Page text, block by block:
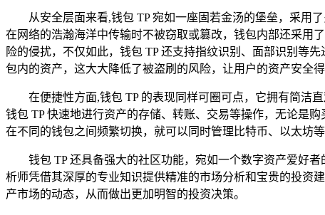
从安全层面来看,钱包 TP 宛如一座固若金汤的堡垒，采用
在网络的浩瀚海洋中传输时不被窃取或篡改，钱包内部还采用
险的侵扰，不仅如此，钱包 TP 还支持指纹识别、面部识别等
包内的资产，这大大降低了被盗刷的风险，让用户的资产安全得
在便捷性方面,钱包 TP 的表现同样可圈可点，它拥有简洁
钱包 TP 快速地进行资产的存储、转账、交易等操作，无论是购
在不同的钱包之间频繁切换，就可以同时管理比特币、以太坊
钱包 TP 还具备强大的社区功能，宛如一个数字资产爱好
析师凭借其深厚的专业知识提供精准的市场分析和宝贵的投资
产市场的动态，从而做出更加明智的投资决策。